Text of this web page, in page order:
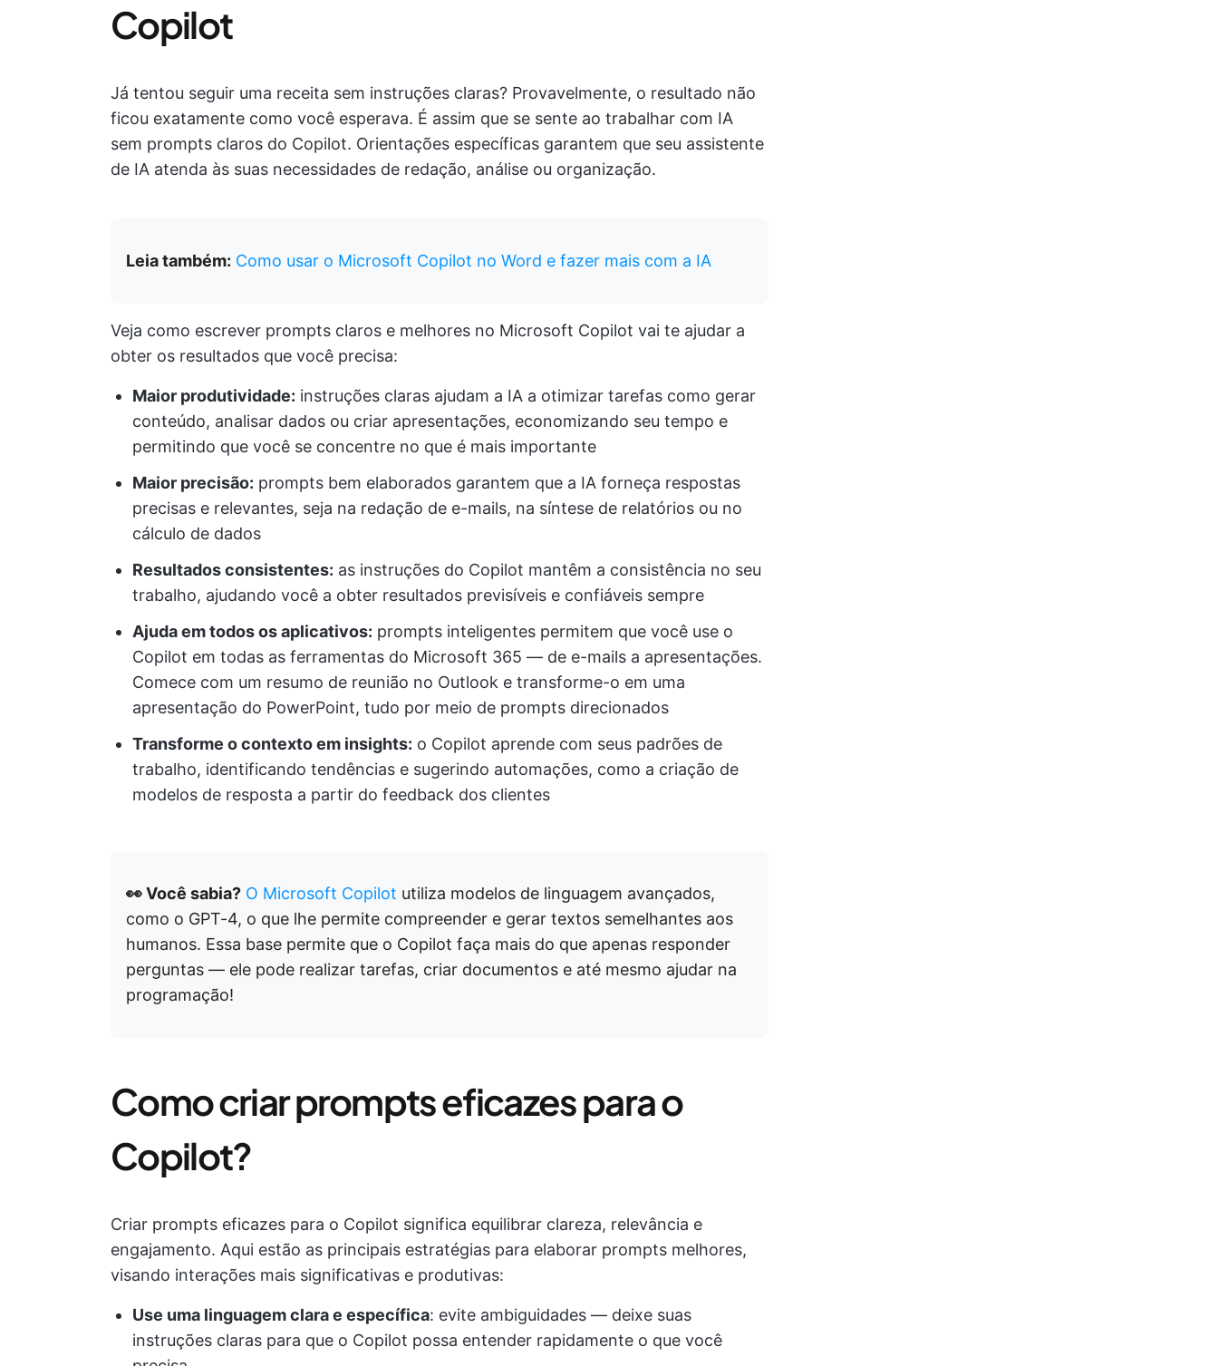
Copilot
Já tentou seguir uma receita sem instruções claras? Provavelmente, o resultado não
ficou exatamente como você esperava. É assim que se sente ao trabalhar com IA
sem prompts claros do Copilot. Orientações específicas garantem que seu assistente
de IA atenda às suas necessidades de redação, análise ou organização.
Leia também: Como usar o Microsoft Copilot no Word e fazer mais com a IA
Veja como escrever prompts claros e melhores no Microsoft Copilot vai te ajudar a
obter os resultados que você precisa:
Maior produtividade: instruções claras ajudam a IA a otimizar tarefas como gerar
conteúdo, analisar dados ou criar apresentações, economizando seu tempo e
permitindo que você se concentre no que é mais importante
Maior precisão: prompts bem elaborados garantem que a IA forneça respostas
precisas e relevantes, seja na redação de e-mails, na síntese de relatórios ou no
cálculo de dados
Resultados consistentes: as instruções do Copilot mantêm a consistência no seu
trabalho, ajudando você a obter resultados previsíveis e confiáveis sempre
Ajuda em todos os aplicativos: prompts inteligentes permitem que você use o
Copilot em todas as ferramentas do Microsoft 365 — de e-mails a apresentações.
Comece com um resumo de reunião no Outlook e transforme-o em uma
apresentação do PowerPoint, tudo por meio de prompts direcionados
Transforme o contexto em insights: o Copilot aprende com seus padrões de
trabalho, identificando tendências e sugerindo automações, como a criação de
modelos de resposta a partir do feedback dos clientes
👀 Você sabia? O Microsoft Copilot utiliza modelos de linguagem avançados,
como o GPT-4, o que lhe permite compreender e gerar textos semelhantes aos
humanos. Essa base permite que o Copilot faça mais do que apenas responder
perguntas — ele pode realizar tarefas, criar documentos e até mesmo ajudar na
programação!
Como criar prompts eficazes para o
Copilot?
Criar prompts eficazes para o Copilot significa equilibrar clareza, relevância e
engajamento. Aqui estão as principais estratégias para elaborar prompts melhores,
visando interações mais significativas e produtivas:
Use uma linguagem clara e específica: evite ambiguidades — deixe suas
instruções claras para que o Copilot possa entender rapidamente o que você